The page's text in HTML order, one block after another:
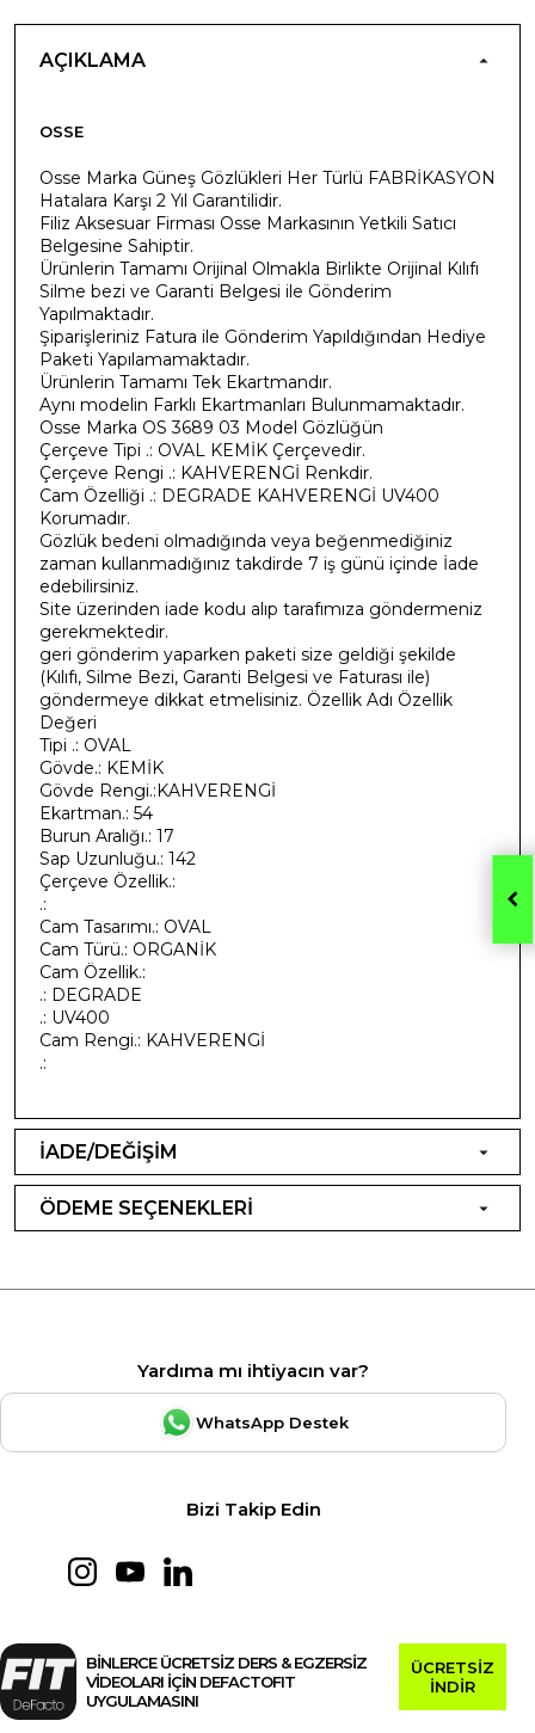
AÇIKLAMA
OSSE
Osse Marka Güneş Gözlükleri Her Türlü FABRİKASYON
Hatalara Karşı 2 Yıl Garantilidir.
Filiz Aksesuar Firması Osse Markasının Yetkili Satıcı
Belgesine Sahiptir.
Ürünlerin Tamamı Orijinal Olmakla Birlikte Orijinal Kılıfı
Silme bezi ve Garanti Belgesi ile Gönderim
Yapılmaktadır.
Şiparişleriniz Fatura ile Gönderim Yapıldığından Hediye
Paketi Yapılamamaktadır.
Ürünlerin Tamamı Tek Ekartmandır.
Aynı modelin Farklı Ekartmanları Bulunmamaktadır.
Osse Marka OS 3689 03 Model Gözlüğün
Çerçeve Tipi .: OVAL KEMİK Çerçevedir.
Çerçeve Rengi .: KAHVERENGİ Renkdir.
Cam Özelliği .: DEGRADE KAHVERENGİ UV400
Korumadır.
Gözlük bedeni olmadığında veya beğenmediğiniz
zaman kullanmadığınız takdirde 7 iş günü içinde İade
edebilirsiniz.
Site üzerinden iade kodu alıp tarafımıza göndermeniz
gerekmektedir.
geri gönderim yaparken paketi size geldiği şekilde
(Kılıfı, Silme Bezi, Garanti Belgesi ve Faturası ile)
göndermeye dikkat etmelisiniz. Özellik Adı Özellik
Değeri
Tipi .: OVAL
Gövde.: KEMİK
Gövde Rengi.:KAHVERENGİ
Ekartman.: 54
Burun Aralığı.: 17
Sap Uzunluğu.: 142
Çerçeve Özellik.:
.:
Cam Tasarımı.: OVAL
Cam Türü.: ORGANİK
Cam Özellik.:
.: DEGRADE
.: UV400
Cam Rengi.: KAHVERENGİ
.:
İADE/DEĞİŞİM
ÖDEME SEÇENEKLERİ
Yardıma mı ihtiyacın var?
WhatsApp Destek
Bizi Takip Edin
BİNLERCE ÜCRETSİZ DERS & EGZERSİZ
VİDEOLARI İÇİN DEFACTOFIT
UYGULAMASINI
ÜCRETSİZ
İNDİR